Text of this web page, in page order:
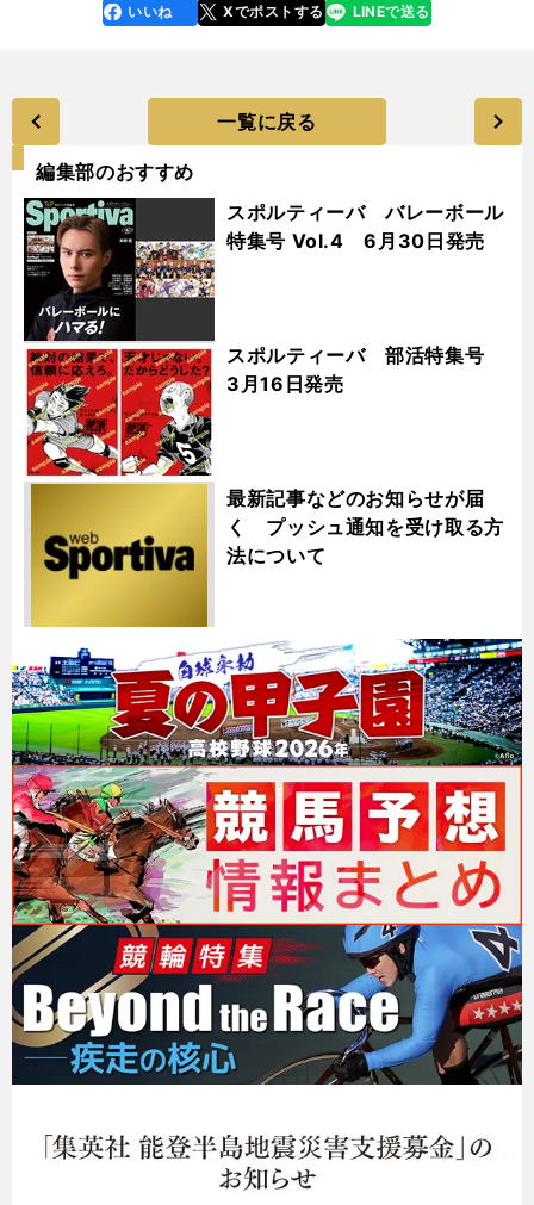
faceboo
k
いいね Xでポストする
line LINEで送る
一覧に戻る
編集部のおすすめ
スポルティーバ バレーボール
特集号 Vol.4 6月30日発売
スポルティーバ 部活特集号
3月16日発売
最新記事などのお知らせが届
く プッシュ通知を受け取る方
法について